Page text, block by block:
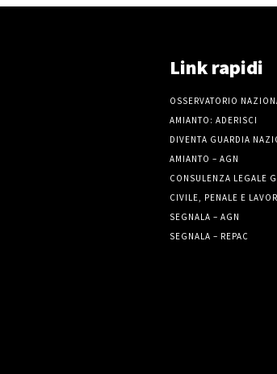
Link rapidi
OSSERVATORIO
AMIANTO: ADERISCI
DIVENTA GUARDIA
AMIANTO – AGN
CONSULENZA LEGALE
CIVILE, PENALE E
SEGNALA – AGN
SEGNALA – REPAC